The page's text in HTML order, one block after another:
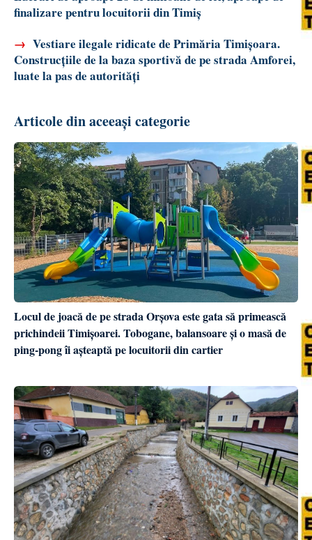
finalizare pentru locuitorii din Timiș
→ Vestiare ilegale ridicate de Primăria Timișoara.
Construcțiile de la baza sportivă de pe strada Amforei,
luate la pas de autorități
Articole din aceeași categorie
Locul de joacă de pe strada Orșova este gata să primească
prichindeii Timișoarei. Tobogane, balansoare și o masă de
ping-pong îi așteaptă pe locuitorii din cartier